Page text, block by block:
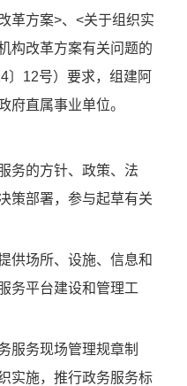
革方案>、<关于组织实
构改革方案有关问题的
〕12号）要求，组建阿
府直属事业单位。
的方针、政策、法
策部署，参与起草有关
场所、设施、信息和
务平台建设和管理工
务现场管理规章制
实施，推行政务服务标